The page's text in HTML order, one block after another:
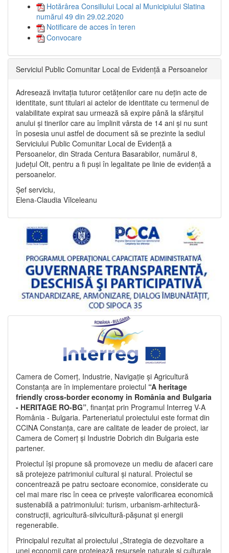
Hotărârea Consiliului Local al Municipiului Slatina
numărul 49 din 29.02.2020
Notificare de acces în teren
Convocare
Serviciul Public Comunitar Local de Evidență a Persoanelor
Adresează invitația tuturor cetățenilor care nu dețin acte de
identitate, sunt titulari ai actelor de identitate cu termenul de
valabilitate expirat sau urmează să expire până la sfârșitul
anului și tinerilor care au împlinit vârsta de 14 ani și nu sunt
în posesia unui astfel de document să se prezinte la sediul
Serviciului Public Comunitar Local de Evidență a
Persoanelor, din Strada Centura Basarabilor, numărul 8,
județul Olt, pentru a fi puși în legalitate pe linie de evidență a
persoanelor.
Șef serviciu,
Elena-Claudia Vîlceleanu
Camera de Comerț, Industrie, Navigație și Agricultură
Constanța are în implementare proiectul “A heritage
friendly cross-border economy in România and Bulgaria
- HERITAGE RO-BG”, finanțat prin Programul Interreg V-A
România - Bulgaria. Parteneriatul proiectului este format din
CCINA Constanța, care are calitate de leader de proiect, iar
Camera de Comerț și Industrie Dobrich din Bulgaria este
partener.
Proiectul își propune să promoveze un mediu de afaceri care
să protejeze patrimoniul cultural și natural. Proiectul se
concentrează pe patru sectoare economice, considerate cu
cel mai mare risc în ceea ce privește valorificarea economică
sustenabilă a patrimoniului: turism, urbanism-arhitectură-
construcții, agricultură-silvicultură-pășunat și energii
regenerabile.
Principalul rezultat al proiectului „Strategia de dezvoltare a
unei economii care protejează resursele naturale și culturale